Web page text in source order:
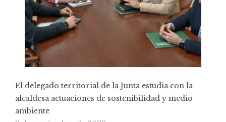
El delegado territorial de la Junta estudia con la
alcaldesa actuaciones de sostenibilidad y medio
ambiente